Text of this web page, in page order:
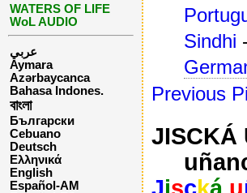
WATERS OF LIFE
WoL AUDIO
عربي
Aymara
Azərbaycanca
Bahasa Indones.
বাংলা
Български
Cebuano
Deutsch
Ελληνικά
English
Español-AM
Sindhi
Previous
JISCKÁ
Jiscká u